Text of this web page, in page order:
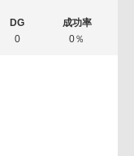
0 0％